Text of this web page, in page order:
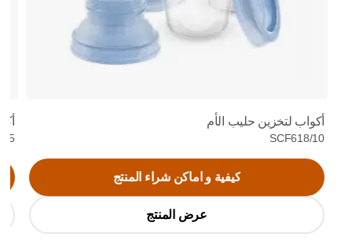
أكواب لتخزين حليب الأم
SCF618/10
كيفية و اماكن شراء المنتج
عرض المنتج
25